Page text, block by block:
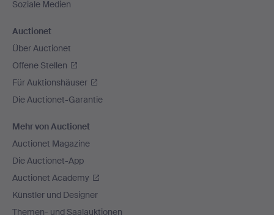
Soziale Medien
Auctionet
Über Auctionet
Offene Stellen
Für Auktionshäuser
Die Auctionet-Garantie
Mehr von Auctionet
Auctionet Magazine
Die Auctionet-App
Auctionet Academy
Künstler und Designer
Themen- und Saalauktionen